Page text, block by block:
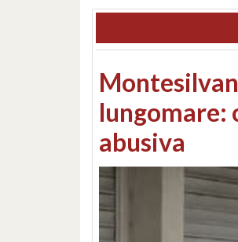
Consiglio
Consorzi di